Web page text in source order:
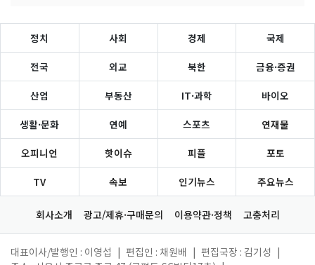
정치 사회 경제 국제
전국 외교 북한 금융·증권
산업 부동산 IT·과학 바이오
생활·문화 연예 스포츠 연재물
오피니언 핫이슈 피플 포토
TV 속보 인기뉴스 주요뉴스
회사소개 광고/제휴·구매문의 이용약관·정책 고충처리
대표이사/발행인 : 이영섭 편집인 : 채원배 편집국장 : 김기성